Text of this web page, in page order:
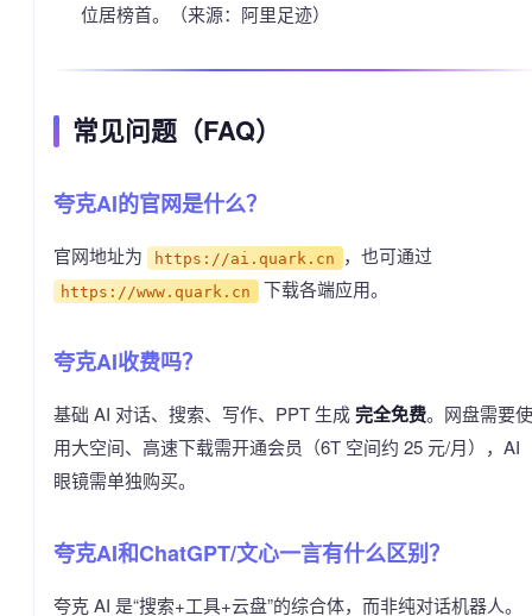
位居榜首。（来源：阿里足迹）
常见问题（FAQ）
夸克AI的官网是什么？
官网地址为 https://ai.quark.cn ，也可通过
https://www.quark.cn 下载各端应用。
夸克AI收费吗？
基础 AI 对话、搜索、写作、PPT 生成完全免费。网盘需要使
用大空间、高速下载需开通会员（6T 空间约 25 元/月），AI
眼镜需单独购买。
夸克AI和ChatGPT/文心一言有什么区别？
夸克 AI 是“搜索+工具+云盘”的综合体，而非纯对话机器人。